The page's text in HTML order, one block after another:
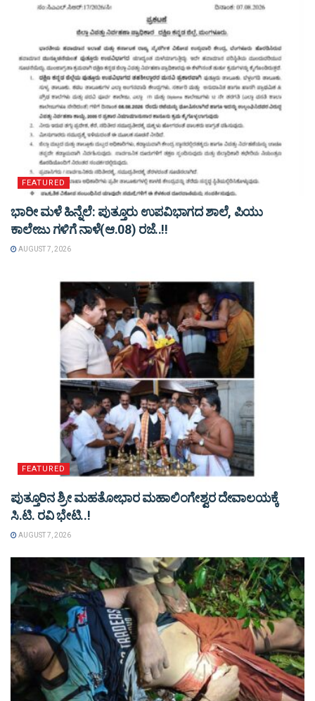
FEATURED
ಭಾರೀ ಮಳೆ ಹಿನ್ನೆಲೆ: ಪುತ್ತೂರು ಉಪವಿಭಾಗದ ಶಾಲೆ, ಪಿಯು
ಕಾಲೇಜು ಗಳಿಗೆ ನಾಳೆ(ಆ.08) ರಜೆ..!!
AUGUST 7, 2026
FEATURED
ಪುತ್ತೂರಿನ ಶ್ರೀ ಮಹತೋಭಾರ ಮಹಾಲಿಂಗೇಶ್ವರ ದೇವಾಲಯಕ್ಕೆ
ಸಿ.ಟಿ. ರವಿ ಭೇಟಿ..!
AUGUST 7, 2026